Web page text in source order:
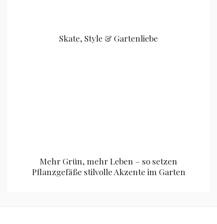
Skate, Style & Gartenliebe
Mehr Grün, mehr Leben – so setzen
Pflanzgefäße stilvolle Akzente im Garten